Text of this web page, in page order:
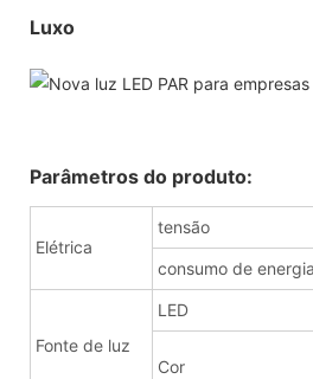
Luxo
Parâmetros do produto:
Elétrica
tensão
consumo de energia
Fonte de luz
LED
Cor